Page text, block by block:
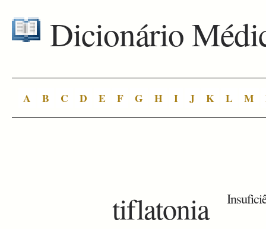
Dicionário
A B C D E F G H I J K L M
tiflatonia